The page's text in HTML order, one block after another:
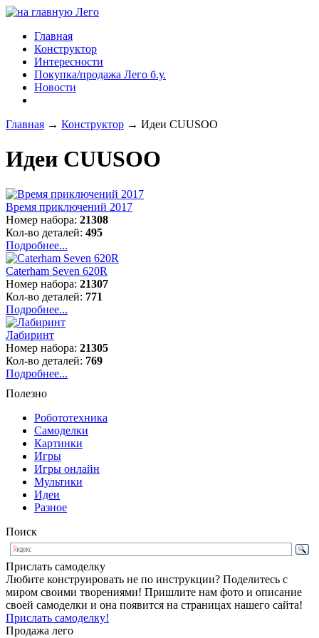
Главная
Конструктор
Интересности
Покупка/продажа Лего б.у.
Новости
Главная → Конструктор → Идеи CUUSOO
Идеи CUUSOO
Время приключений 2017
Номер набора: 21308
Кол-во деталей: 495
Подробнее...
Caterham Seven 620R
Номер набора: 21307
Кол-во деталей: 771
Подробнее...
Лабиринт
Номер набора: 21305
Кол-во деталей: 769
Подробнее...
Полезно
Робототехника
Самоделки
Картинки
Игры
Игры онлайн
Мультики
Идеи
Разное
Поиск
Прислать самоделку
Любите конструировать не по инструкции? Поделитесь с
миром своими творениями! Пришлите нам фото и описание
своей самоделки и она появится на страницах нашего сайта!
Прислать самоделку!
Продажа лего